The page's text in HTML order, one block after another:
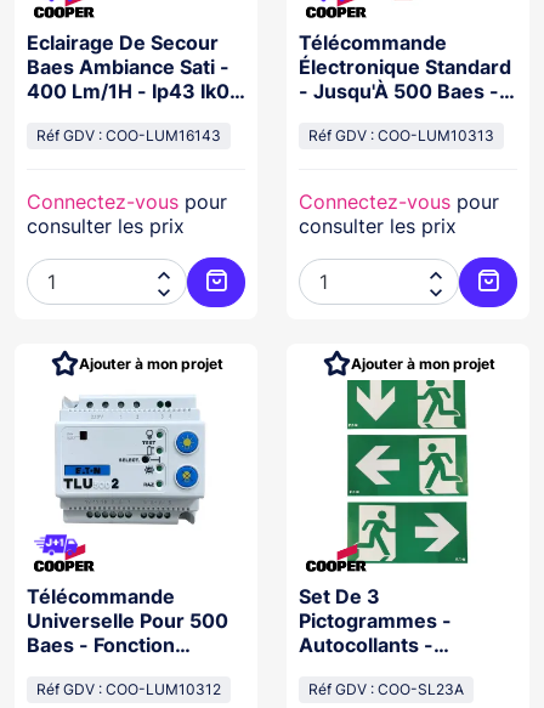
Eclairage De Secour
Baes Ambiance Sati -
400 Lm/1H - Ip43 Ik07
Diffusion Uniforme
Réf GDV : COO-LUM16143
Connectez-vous pour
consulter les prix


Ajouter au panier
Télécommande
Électronique Standard
- Jusqu'À 500 Baes -
Réf GDV : COO-LUM10313
Connectez-vous pour
consulter les prix


Télécommande
Universelle Pour 500
Baes - Fonction
Sommeil
Réf GDV : COO-LUM10312
Ajouter à mon projet
Set De 3
Pictogrammes -
Autocollants -
2-8 & Uniled 2
Réf GDV : COO-SL23A
Ajouter à mon projet